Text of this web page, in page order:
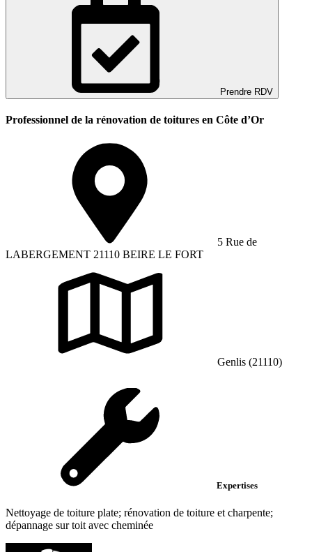
Prendre RDV
Professionnel de la rénovation de toitures en Côte d’Or
5 Rue de
LABERGEMENT 21110 BEIRE LE FORT
Genlis (21110)
Expertises
Nettoyage de toiture plate; rénovation de toiture et charpente;
dépannage sur toit avec cheminée